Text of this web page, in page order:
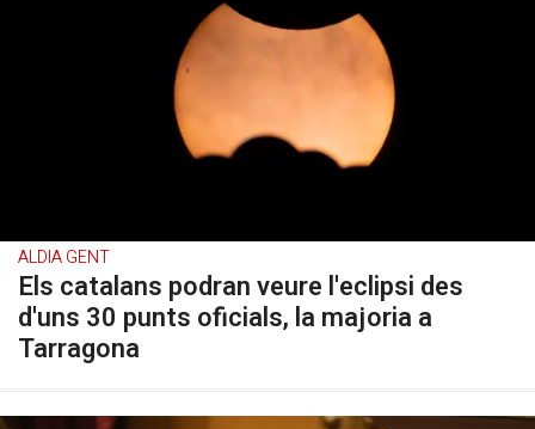
ALDIA GENT
Els catalans podran veure l'eclipsi des
d'uns 30 punts oficials, la majoria a
Tarragona